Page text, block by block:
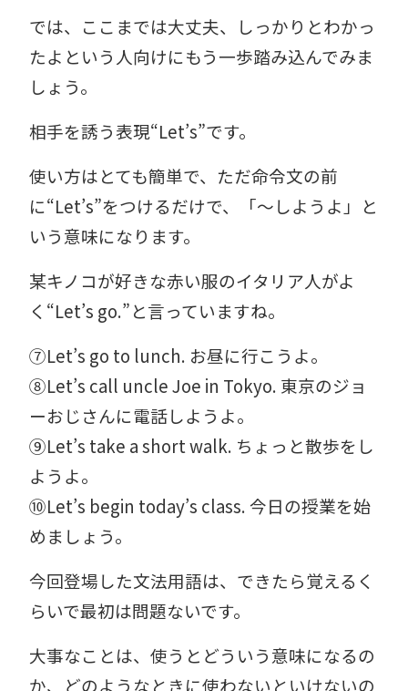
では、ここまでは大丈夫、しっかりとわかっ
たよという人向けにもう一歩踏み込んでみま
しょう。
相手を誘う表現“Let’s”です。
使い方はとても簡単で、ただ命令文の前
に“Let’s”をつけるだけで、「～しようよ」と
いう意味になります。
某キノコが好きな赤い服のイタリア人がよ
く“Let’s go.”と言っていますね。
⑦Let’s go to lunch. お昼に行こうよ。
⑧Let’s call uncle Joe in Tokyo. 東京のジョ
ーおじさんに電話しようよ。
⑨Let’s take a short walk. ちょっと散歩をし
ようよ。
⑩Let’s begin today’s class. 今日の授業を始
めましょう。
今回登場した文法用語は、できたら覚えるく
らいで最初は問題ないです。
大事なことは、使うとどういう意味になるの
か、どのようなときに使わないといけないの